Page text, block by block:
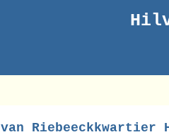
van Riebeeckkwartier